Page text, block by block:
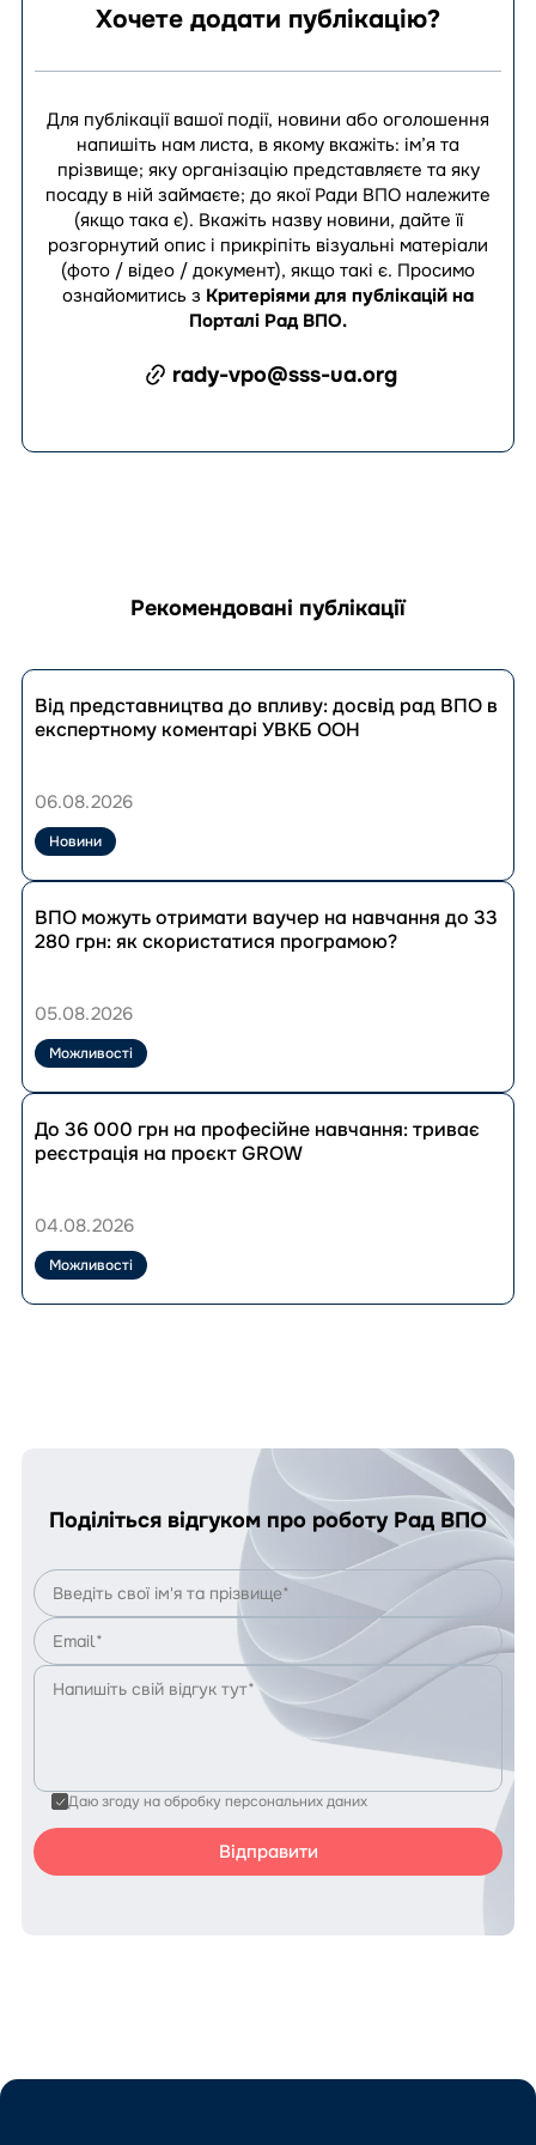
Хочете додати публікацію?
Для публікації вашої події, новини або оголошення
напишіть нам листа, в якому вкажіть: ім’я та
прізвище; яку організацію представляєте та яку
посаду в ній займаєте; до якої Ради ВПО належите
(якщо така є). Вкажіть назву новини, дайте її
розгорнутий опис і прикріпіть візуальні матеріали
(фото / відео / документ), якщо такі є. Просимо
ознайомитись з Критеріями для публікацій на
Порталі Рад ВПО.
rady-vpo@sss-ua.org
Рекомендовані публікації
Перейти
до
публікації
до
досвід
рад
ВПО
експертному
коментарі
Від представництва до впливу: досвід рад ВПО в
експертному коментарі УВКБ ООН
06.08.2026
Новини
Перейти
до
публікації
отримати
на
навчання
до
33
280
грн:
програмою?
ВПО можуть отримати ваучер на навчання до 33
280 грн: як скористатися програмою?
05.08.2026
Можливості
Перейти
до
публікації
000
на
професійне
навчання:
До 36 000 грн на професійне навчання: триває
реєстрація на проєкт GROW
04.08.2026
Можливості
Поділіться відгуком про роботу Рад ВПО
Даю згоду на обробку персональних даних